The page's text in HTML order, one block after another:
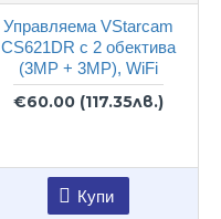
Управляема VStarcam
CS621DR с 2 обектива
(3MP + 3MP), WiFi
€60.00 (117.35лв.)
Купи